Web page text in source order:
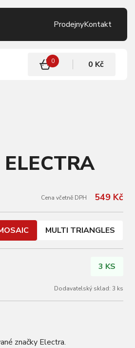
ProdejnyKontakt
0 0 Kč
Cena včetně DPH 549 Kč
MULTI TRIANGLES
3 KS
Dodavatelský sklad: 3 ks
značky Electra.